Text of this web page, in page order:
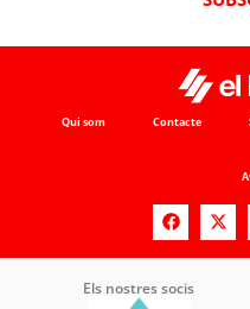
Qui som Contacte
Els nostres socis